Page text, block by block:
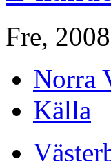
Fre,
Norra
Källa